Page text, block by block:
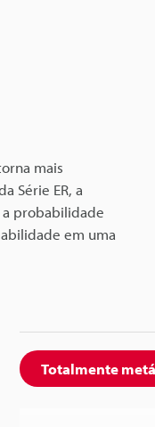
mais
Série ER, a
probabilidade
em uma
Totalmente